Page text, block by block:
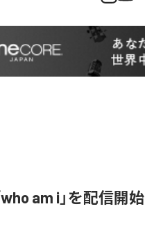
who am i」を配信開始